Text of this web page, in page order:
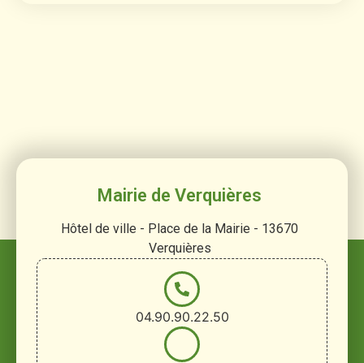
Mairie de Verquières
Hôtel de ville - Place de la Mairie - 13670
Verquières
04.90.90.22.50